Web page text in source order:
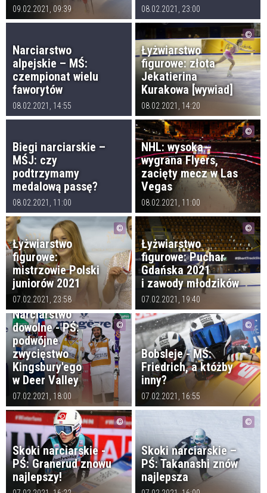
09.02.2021, 09:39 08.02.2021, 23:00
Narciarstwo
alpejskie – MŚ:
czempionat wielu
faworytów
08.02.2021, 14:55
Łyżwiarstwo
figurowe: złota
Jekatierina
Kurakowa [wywiad]
08.02.2021, 14:20
Biegi narciarskie –
MŚJ: czy
podtrzymamy
medalową passę?
08.02.2021, 11:00
NHL: wysoka
wygrana Flyers,
zacięty mecz w Las
Vegas
08.02.2021, 11:00
Łyżwiarstwo
figurowe:
mistrzowie Polski
juniorów 2021
07.02.2021, 23:58
Łyżwiarstwo
figurowe: Puchar
Gdańska 2021
i zawody młodzików
07.02.2021, 19:40
Narciarstwo
dowolne - PŚ:
podwójne
zwycięstwo
Kingsbury'ego
w Deer Valley
07.02.2021, 18:00
Bobsleje - MŚ:
Friedrich, a któżby
inny?
07.02.2021, 16:55
Skoki narciarskie -
PŚ: Granerud znowu
najlepszy!
Skoki narciarskie –
PŚ: Takanashi znów
najlepsza